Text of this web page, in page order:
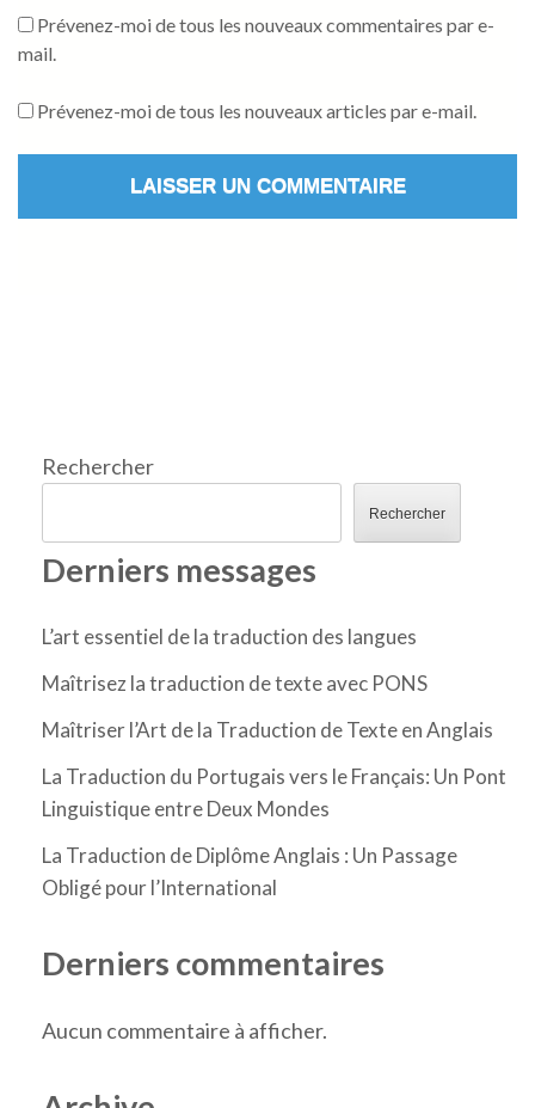
Prévenez-moi de tous les nouveaux commentaires par e-
mail.
Prévenez-moi de tous les nouveaux articles par e-mail.
Rechercher
Rechercher
Derniers messages
L’art essentiel de la traduction des langues
Maîtrisez la traduction de texte avec PONS
Maîtriser l’Art de la Traduction de Texte en Anglais
La Traduction du Portugais vers le Français: Un Pont
Linguistique entre Deux Mondes
La Traduction de Diplôme Anglais : Un Passage
Obligé pour l’International
Derniers commentaires
Aucun commentaire à afficher.